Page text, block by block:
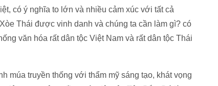
có ý nghĩa to lớn và nhiều cảm xúc với tất cả
Thái được vinh danh và chúng ta cần làm gì? có
văn hóa rất dân tộc Việt Nam và rất dân tộc Thái
múa truyền thống với thẩm mỹ sáng tạo, khát vọng